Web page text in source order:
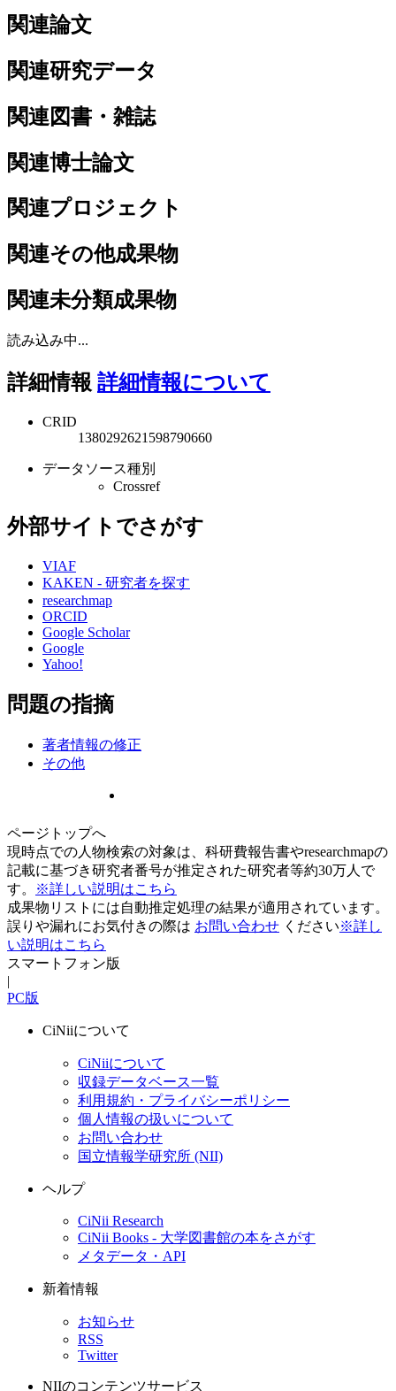
関連論文
関連研究データ
関連図書・雑誌
関連博士論文
関連プロジェクト
関連その他成果物
関連未分類成果物
読み込み中...
詳細情報 詳細情報について
CRID
1380292621598790660
データソース種別
Crossref
外部サイトでさがす
VIAF
KAKEN - 研究者を探す
researchmap
ORCID
Google Scholar
Google
Yahoo!
問題の指摘
著者情報の修正
その他
ページトップへ
現時点での人物検索の対象は、科研費報告書やresearchmapの
記載に基づき研究者番号が推定された研究者等約30万人で
す。
※詳しい説明はこちら
成果物リストには自動推定処理の結果が適用されています。
誤りや漏れにお気付きの際は お問い合わせ ください※詳し
い説明はこちら
スマートフォン版
|
PC版
CiNiiについて
CiNiiについて
収録データベース一覧
利用規約・プライバシーポリシー
個人情報の扱いについて
お問い合わせ
国立情報学研究所 (NII)
ヘルプ
CiNii Research
CiNii Books - 大学図書館の本をさがす
メタデータ・API
新着情報
お知らせ
RSS
Twitter
NIIのコンテンツサービス